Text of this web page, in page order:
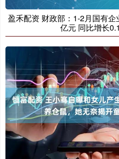
盈禾配资 财政部：1-2月国有
亿元 同比增长